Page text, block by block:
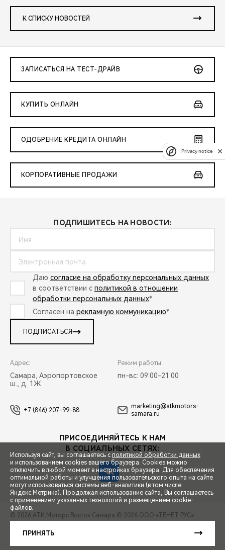
СПЕЦПРЕДЛОЖЕНИЯ
ЗАПИСЬ НА ТЕСТ-ДРАЙВ
К СПИСКУ НОВОСТЕЙ
ЗАПИСАТЬСЯ НА ТЕСТ-ДРАЙВ
КУПИТЬ ОНЛАЙН
ОДОБРЕНИЕ КРЕДИТА ОНЛАЙН
КОРПОРАТИВНЫЕ ПРОДАЖИ
ПОДПИШИТЕСЬ НА НОВОСТИ:
Даю согласие на обработку персональных данных
в соответствии с политикой в отношении
обработки персональных данных*
Согласен на рекламную коммуникацию*
ПОДПИСАТЬСЯ
Адрес:
Самара, Аэропортовское
ш., д. 1Ж
Режим работы:
пн-вс: 09:00-21:00
+7 (846) 207-99-88
marketing@atkmotors-
samara.ru
ПРИСОЕДИНЯЙТЕСЬ К НАМ
В СОЦИАЛЬНЫХ СЕТЯХ:
© 2026 АТК Моторс Восток Самара © 2026 ООО «ТЕНЕТ РУС»
Сделано в ПЕРКС
Используя сайт, вы соглашаетесь с политикой обработки данных
и использованием cookies вашего браузера. Cookies можно
отключить в любой момент в настройках браузера. Для обеспечения
оптимальной работы и улучшения пользовательского опыта на сайте
могут использоваться системы веб-аналитики (в том числе
Яндекс.Метрика). Продолжая использование сайта, Вы соглашаетесь
с применением указанных технологий и размещением cookie-
файлов.
ПРИНЯТЬ
Privacy notice